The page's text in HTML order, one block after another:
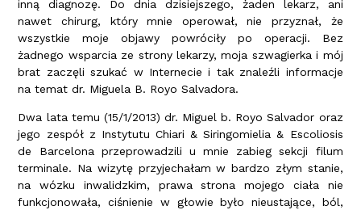
inną diagnozę. Do dnia dzisiejszego, żaden lekarz, ani
nawet chirurg, który mnie operował, nie przyznał, że
wszystkie moje objawy powróciły po operacji. Bez
żadnego wsparcia ze strony lekarzy, moja szwagierka i mój
brat zaczęli szukać w Internecie i tak znaleźli informacje
na temat dr. Miguela B. Royo Salvadora.
Dwa lata temu (15/1/2013) dr. Miguel b. Royo Salvador oraz
jego zespół z Instytutu Chiari & Siringomielia & Escoliosis
de Barcelona przeprowadzili u mnie zabieg sekcji filum
terminale. Na wizytę przyjechałam w bardzo złym stanie,
na wózku inwalidzkim, prawa strona mojego ciała nie
funkcjonowała, ciśnienie w głowie było nieustające, ból,